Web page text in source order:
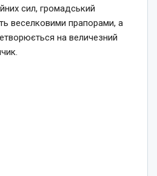
сил, громадський
веселковими прапорами, а
на величезний